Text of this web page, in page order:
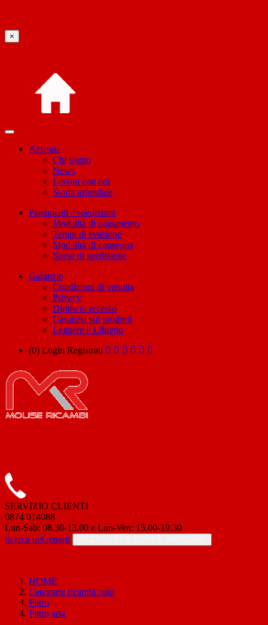
×
Azienda
Chi siamo
News
Lavora con noi
Storia aziendale
Pagamenti e spedizioni
Modalità di pagamento
Tempi di evasione
Modalità di consegna
Spese di spedizione
Garanzie
Condizioni di vendita
Privacy
Diritto di recesso
Garanzia sui prodotti
Leggere il Libretto
(0) Login Registrati
SERVIZIO CLIENTI
0874 014088
Lun-Sab: 08.30-13.00 e Lun-Ven: 15.00-19.30
ricerca nei reparti
HOME
Categorie ricambi auto
Filtro
Filtro aria